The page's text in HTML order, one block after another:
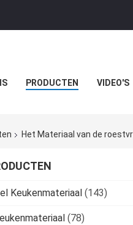
PRODUCTEN VIDEO'S
Het Materiaal van de
Keukenmateriaal (143)
(78)